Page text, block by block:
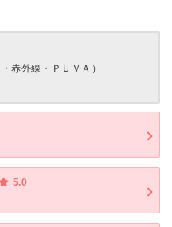
赤外線・ＰＵＶＡ）
5.0